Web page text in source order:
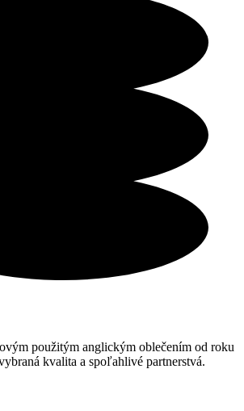
použitým anglickým oblečením od roku
kvalita a spoľahlivé partnerstvá.